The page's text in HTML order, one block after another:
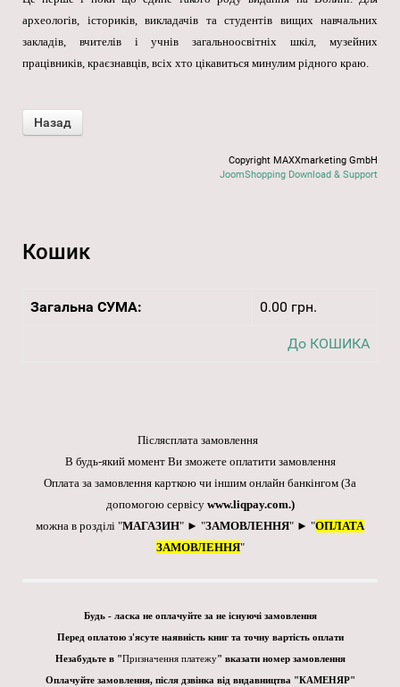
археологів, істориків, викладачів та студентів вищих навчальних
закладів, вчителів і учнів загальноосвітніх шкіл, музейних
працівників, краєзнавців, всіх хто цікавиться минулим рідного краю.
Copyright MAXXmarketing GmbH
JoomShopping Download & Support
Кошик
Загальна СУМА: 0.00 грн.
До КОШИКА
Післясплата замовлення
В будь-який момент Ви зможете оплатити замовлення
Оплата за замовлення карткою чи іншим онлайн банкінгом (За
допомогою сервісу www.liqpay.com.)
можна в розділі "МАГАЗИН" ► "ЗАМОВЛЕННЯ" ► "ОПЛАТА
ЗАМОВЛЕННЯ"
Будь - ласка не оплачуйте за не існуючі замовлення
Перед оплатою з'ясуте наявність книг та точну вартість оплати
Незабудьте в "Призначення платежу" вказати номер замовлення
Оплачуйте замовлення, після дзвінка від видавництва "КАМЕНЯР"